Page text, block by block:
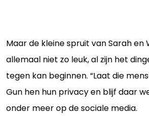
Maar de kleine spruit van Sarah en
allemaal niet zo leuk, al zijn het
tegen kan beginnen. “Laat die
Gun hen hun privacy en blijf daar
onder meer op de sociale media.